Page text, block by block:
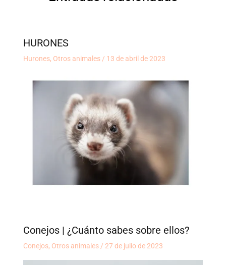
HURONES
Hurones, Otros animales/ 13 de abril de 2023
Conejos | ¿Cuánto sabes sobre ellos?
Conejos, Otros animales/ 27 de julio de 2023